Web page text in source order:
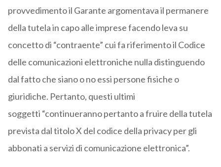
provvedimento il Garante argomentava il permanere
della tutela in capo alle imprese facendo leva su
concetto di “contraente” cui fa riferimento il Codice
delle comunicazioni elettroniche nulla distinguendo
dal fatto che siano o no essi persone fisiche o
giuridiche. Pertanto, questi ultimi
soggetti “continueranno pertanto a fruire della tutela
prevista dal titolo X del codice della privacy per gli
abbonati a servizi di comunicazione elettronica”.